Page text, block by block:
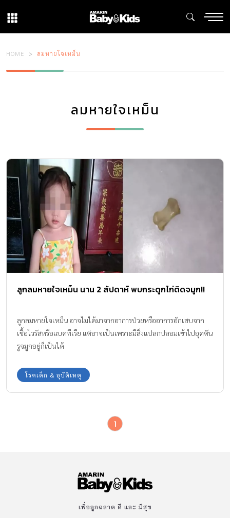
HOME ลมหายใจเหม็น
ลมหายใจเหม็น
ลูกลมหายใจเหม็น นาน 2 สัปดาห์ พบกระดูกไก่ติดจมูก!!
ลูกลมหายใจเหม็น อาจไม่ได้มาจากอาการป่วยหรืออาการอักเสบจาก
เชื้อไวรัสหรือแบคทีเรีย แต่อาจเป็นเพราะมีสิ่งแปลกปลอมเข้าไปอุดตัน
รูจมูกอยู่ก็เป็นได้
โรคเด็ก & อุบัติเหตุ
1
เพื่อลูกฉลาด ดี และ มีสุข